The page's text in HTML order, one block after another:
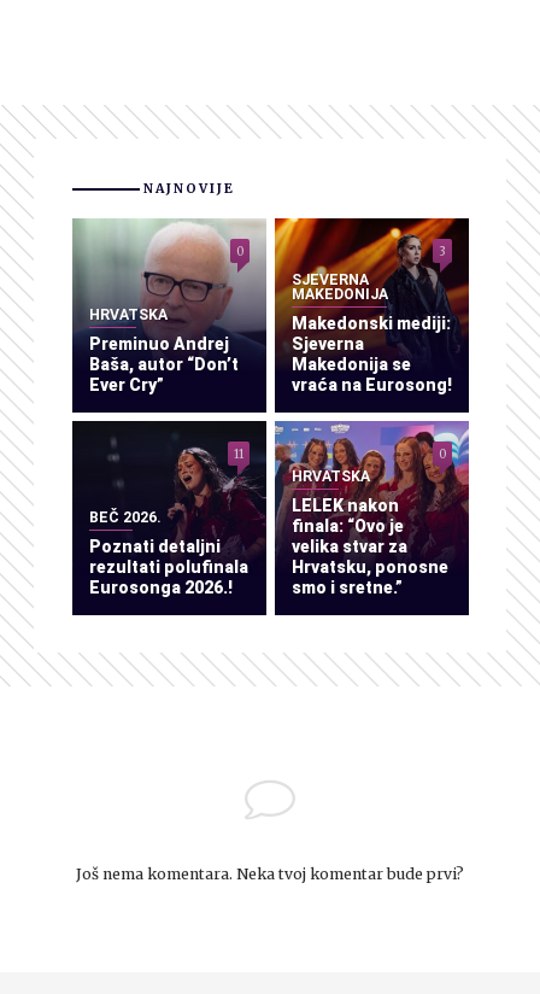
NAJNOVIJE
HRVATSKA
Preminuo Andrej
Baša, autor “Don’t
Ever Cry”
0
SJEVERNA
MAKEDONIJA
Makedonski mediji:
Sjeverna
Makedonija se
vraća na Eurosong!
3
BEČ 2026.
Poznati detaljni
rezultati polufinala
Eurosonga 2026.!
11
HRVATSKA
LELEK nakon
finala: “Ovo je
velika stvar za
Hrvatsku, ponosne
smo i sretne.”
0
Još nema komentara. Neka tvoj komentar bude prvi?